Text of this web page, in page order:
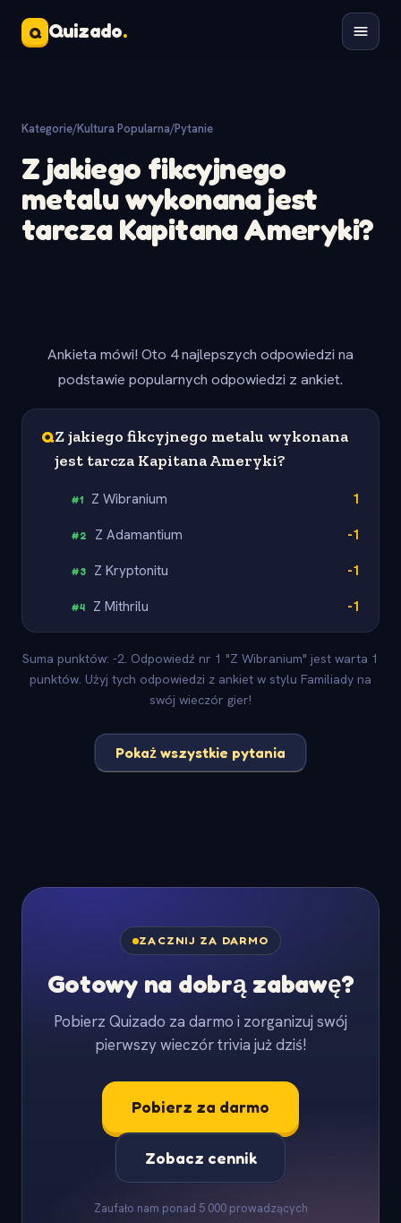
Q Quizado.
Kategorie/Kultura Popularna/Pytanie
Z jakiego fikcyjnego
metalu wykonana jest
tarcza Kapitana Ameryki?
Ankieta mówi! Oto 4 najlepszych odpowiedzi na
podstawie popularnych odpowiedzi z ankiet.
QZ jakiego fikcyjnego metalu wykonana
jest tarcza Kapitana Ameryki?
#1 Z Wibranium 1
#2 Z Adamantium -1
#3 Z Kryptonitu -1
#4 Z Mithrilu -1
Suma punktów: -2. Odpowiedź nr 1 "Z Wibranium" jest warta 1
punktów. Użyj tych odpowiedzi z ankiet w stylu Familiady na
swój wieczór gier!
Pokaż wszystkie pytania
ZACZNIJ ZA DARMO
Gotowy na dobrą zabawę?
Pobierz Quizado za darmo i zorganizuj swój
pierwszy wieczór trivia już dziś!
Pobierz za darmo
Zobacz cennik
Zaufało nam ponad 5 000 prowadzących